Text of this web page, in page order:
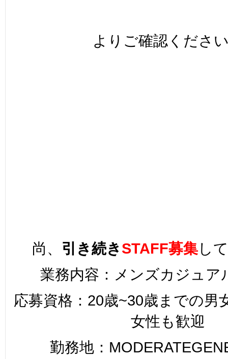
よりご確認くださ
尚、 引き続きSTAFF募集し
業務内容：メンズカジュア
応募資格：20歳~30歳までの
女性も歓迎
勤務地：